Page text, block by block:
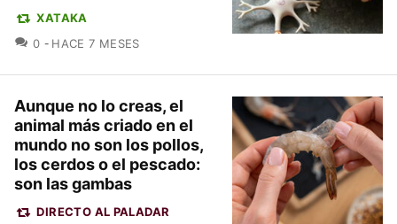
XATAKA
0 COMENTARIOS
HACE 7 MESES
Aunque no lo creas, el
animal más criado en el
mundo no son los pollos,
los cerdos o el pescado:
son las gambas
DIRECTO AL PALADAR